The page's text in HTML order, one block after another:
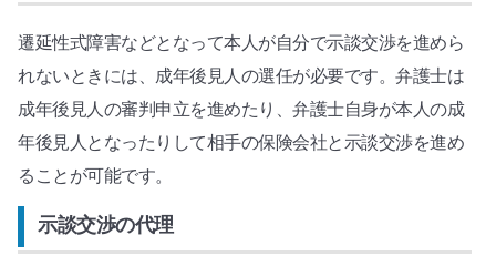
遷延性式障害などとなって本人が自分で示談交渉を進めら
れないときには、成年後見人の選任が必要です。弁護士は
成年後見人の審判申立を進めたり、弁護士自身が本人の成
年後見人となったりして相手の保険会社と示談交渉を進め
ることが可能です。
示談交渉の代理